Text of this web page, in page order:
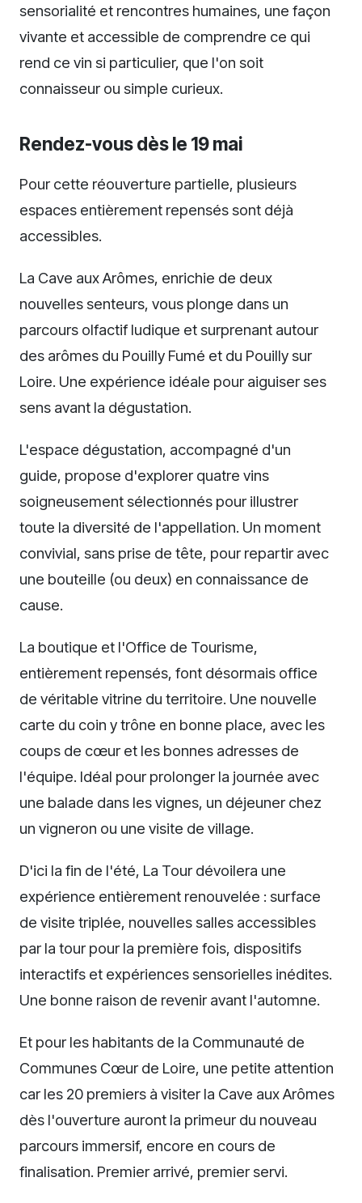
sensorialité et rencontres humaines, une façon
vivante et accessible de comprendre ce qui
rend ce vin si particulier, que l'on soit
connaisseur ou simple curieux.
Rendez-vous dès le 19 mai
Pour cette réouverture partielle, plusieurs
espaces entièrement repensés sont déjà
accessibles.
La Cave aux Arômes, enrichie de deux
nouvelles senteurs, vous plonge dans un
parcours olfactif ludique et surprenant autour
des arômes du Pouilly Fumé et du Pouilly sur
Loire. Une expérience idéale pour aiguiser ses
sens avant la dégustation.
L'espace dégustation, accompagné d'un
guide, propose d'explorer quatre vins
soigneusement sélectionnés pour illustrer
toute la diversité de l'appellation. Un moment
convivial, sans prise de tête, pour repartir avec
une bouteille (ou deux) en connaissance de
cause.
La boutique et l'Office de Tourisme,
entièrement repensés, font désormais office
de véritable vitrine du territoire. Une nouvelle
carte du coin y trône en bonne place, avec les
coups de cœur et les bonnes adresses de
l'équipe. Idéal pour prolonger la journée avec
une balade dans les vignes, un déjeuner chez
un vigneron ou une visite de village.
D'ici la fin de l'été, La Tour dévoilera une
expérience entièrement renouvelée : surface
de visite triplée, nouvelles salles accessibles
par la tour pour la première fois, dispositifs
interactifs et expériences sensorielles inédites.
Une bonne raison de revenir avant l'automne.
Et pour les habitants de la Communauté de
Communes Cœur de Loire, une petite attention
car les 20 premiers à visiter la Cave aux Arômes
dès l'ouverture auront la primeur du nouveau
parcours immersif, encore en cours de
finalisation. Premier arrivé, premier servi.